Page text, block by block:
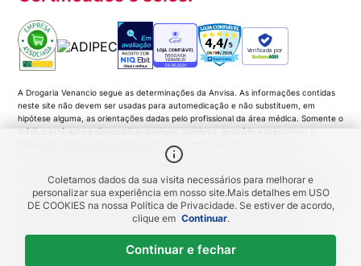
Coletamos dados da sua visita necessários para melhorar e
personalizar sua experiência em nosso site.Mais detalhes em USO
DE COOKIES na nossa Política de Privacidade. Se estiver de acordo,
clique em Continuar.
Continuar e fechar
Verificada por
A Drogaria Venancio segue as determinações da Anvisa. As informações contidas
neste site não devem ser usadas para automedicação e não substituem, em
hipótese alguma, as orientações dadas pelo profissional da área médica. Somente o
médico está apto a diagnosticar qualquer problema de saúde e prescrever o
tratamento adequado. Ao persistirem os sintomas um médico deverá ser
consultado. Medicamentos podem trazer riscos. Procure o médico e o
A disponibilidade de produtos variam de acordo com a quantidade em estoque. Os
preços, promoções, frete e condições de pagamento são exclusivos para compras
pela Loja Virtual. Promoções do tipo 'Leve 3 pague 2', 'Leve 2 pague 1', coloque
todas as unidades no carrinho de compras e o desconto será gerado
automaticamente no valor total da compra. As imagens dos produtos são
meramente ilustrativas e a Venancio se resguarda por quaisquer eventuais erros de